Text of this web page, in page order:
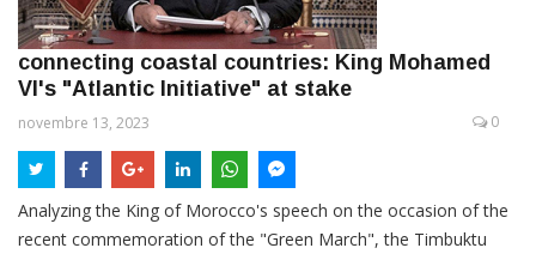
connecting coastal countries: King Mohamed
VI's "Atlantic Initiative" at stake
novembre 13, 2023 0
Analyzing the King of Morocco's speech on the occasion of the
recent commemoration of the "Green March", the Timbuktu